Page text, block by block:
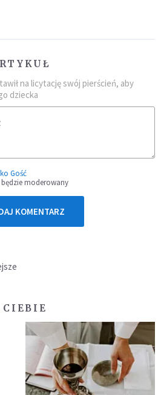
na licytację swój pierścień, aby
dziecka
Gość
moderowany
KOMENTARZ
CIEBIE